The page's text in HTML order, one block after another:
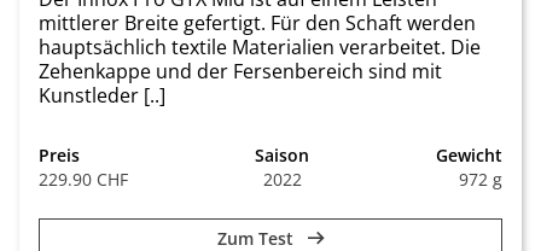
mittlerer Breite gefertigt. Für den Schaft werden
hauptsächlich textile Materialien verarbeitet. Die
Zehenkappe und der Fersenbereich sind mit
Kunstleder [..]
Preis
229.90 CHF
Saison
2022
Gewicht
972 g
Zum Test